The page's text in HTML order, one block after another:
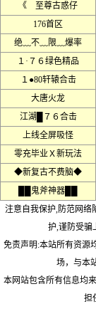
《 至尊古惑仔
176首区
绝﹏不﹏限﹏爆率
１·７６绿色精品
１●80轩辕合击
大唐火龙
江湖█７６合击
上线全屏吸怪
零充毕业Ｘ新玩法
◆新复古不费脑◆
██鬼斧神器██
注意自我保护,防范网络
护,谨防受骗
免责声明:本站所有资源
场，与本
本网站包含所有信息均
担